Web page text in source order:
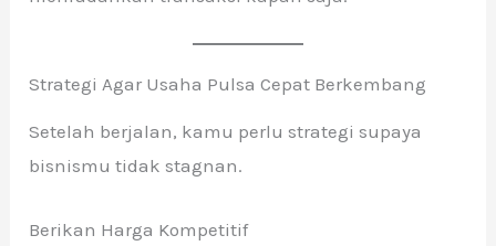
Strategi Agar Usaha Pulsa Cepat Berkembang
Setelah berjalan, kamu perlu strategi supaya
bisnismu tidak stagnan.
Berikan Harga Kompetitif